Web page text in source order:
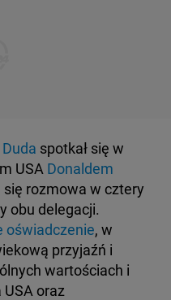
spotkał się w
USA Donaldem
się rozmowa w cztery
obu delegacji.
oświadczenie, w
przyjaźń i
wartościach i
oraz